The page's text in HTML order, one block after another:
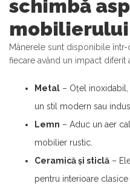
schimbă
mobilierului
Mânerele sunt disponibile într-
fiecare având un impact diferit
Metal – Oțel
un stil modern sau
Lemn – Aduc un aer
mobilier rustic.
Ceramică și sticlă –
pentru interioare clasice